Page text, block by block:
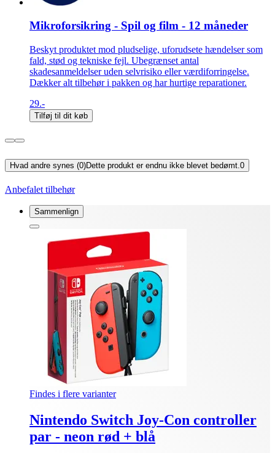
Mikroforsikring - Spil og film - 12 måneder
Beskyt produktet mod pludselige, uforudsete hændelser som
fald, stød og tekniske fejl. Ubegrænset antal
skadesanmeldelser uden selvrisiko eller værdiforringelse.
Dækker alt tilbehør i pakken og har hurtige reparationer.
29.-
Tilføj til dit køb
Hvad andre synes (0)Dette produkt er endnu ikke blevet bedømt.0
Anbefalet tilbehør
Sammenlign
Findes i flere varianter
Nintendo Switch Joy-Con controller
par - neon rød + blå